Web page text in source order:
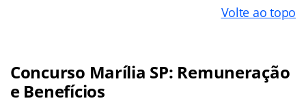
Volte ao topo
Concurso Marília SP: Remuneração
e Benefícios